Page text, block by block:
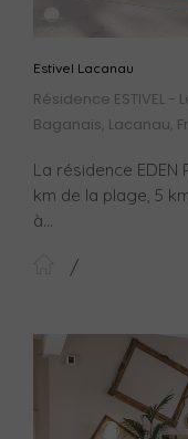
Estivel Lacanau
Résidence ESTIVEL -
Baganais, Lacanau,
La résidence EDEN
km de la plage, 5
à...